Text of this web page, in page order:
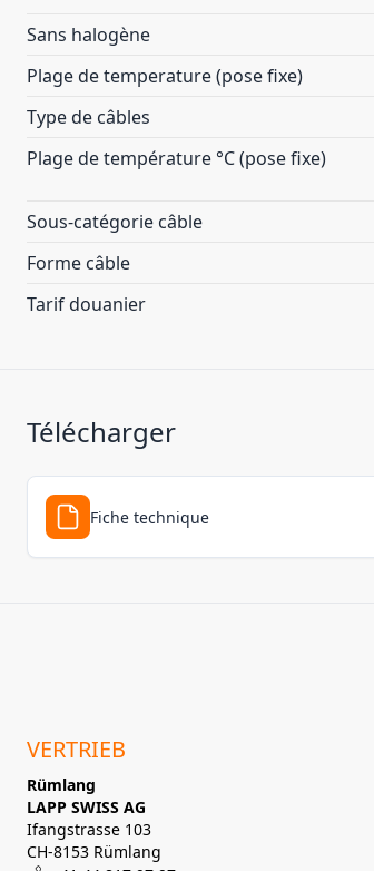
Sans halogène
Plage de temperature (pose fixe)
Type de câbles
Plage de température °C (pose fixe)
Sous-catégorie câble
Forme câble
Tarif douanier
Télécharger
Fiche technique
VERTRIEB
Rümlang
LAPP SWISS AG
Ifangstrasse 103
CH-8153 Rümlang